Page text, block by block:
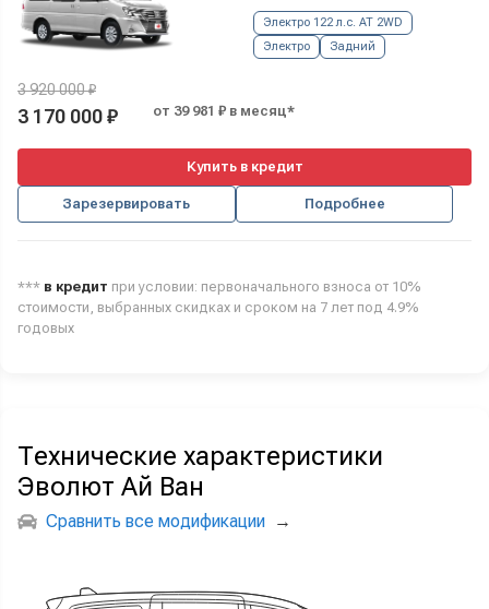
Электро 122 л.с. AT 2WD
Электро
Задний
3 920 000 ₽
3 170 000 ₽ от 39 981 ₽ в месяц*
Купить в кредит
Зарезервировать Подробнее
*** в кредит при условии: первоначального взноса от 10%
стоимости, выбранных скидках и сроком на 7 лет под 4.9%
годовых
Технические характеристики
Эволют Ай Ван
Сравнить все модификации →